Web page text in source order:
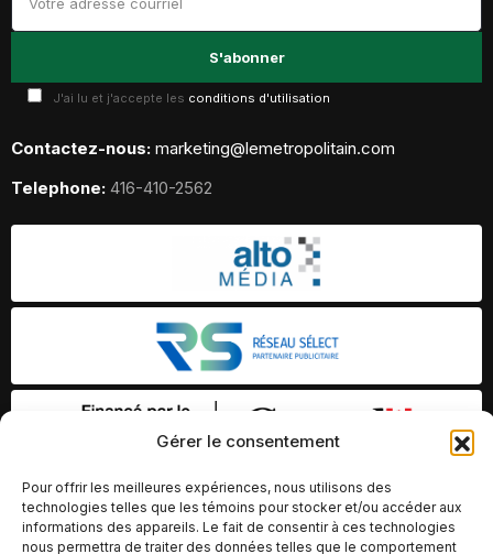
Gérer le consentement
Pour offrir les meilleures expériences, nous utilisons des
technologies telles que les témoins pour stocker et/ou accéder aux
informations des appareils. Le fait de consentir à ces technologies
nous permettra de traiter des données telles que le comportement
J'ai lu et j'accepte les conditions d'utilisation
Contactez-nous: marketing@lemetropolitain.com
Telephone: 416-410-2562